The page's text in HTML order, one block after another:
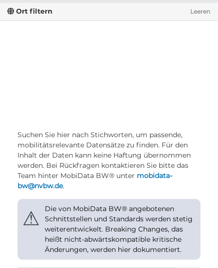
Ort filtern Leeren
Suchen Sie hier nach Stichworten, um passende,
mobilitätsrelevante Datensätze zu finden. Für den
Inhalt der Daten kann keine Haftung übernommen
werden. Bei Rückfragen kontaktieren Sie bitte das
Team hinter MobiData BW® unter mobidata-
bw@nvbw.de.
⚠
Die von MobiData BW® angebotenen
Schnittstellen und Standards werden stetig
weiterentwickelt. Breaking Changes, das
heißt nicht-abwärtskompatible kritische
Änderungen, werden hier dokumentiert.